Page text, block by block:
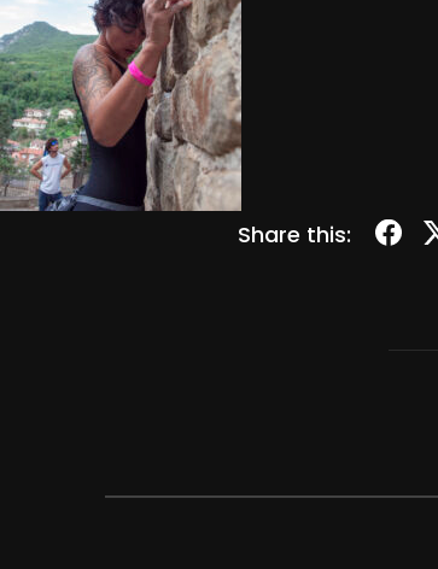
Share this: